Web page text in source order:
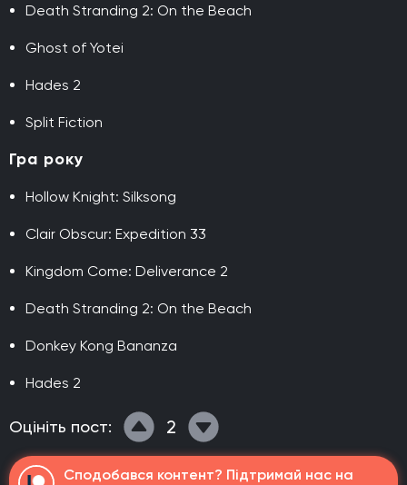
Death Stranding 2: On the Beach
Ghost of Yotei
Hades 2
Split Fiction
Гра року
Hollow Knight: Silksong
Clair Obscur: Expedition 33
Kingdom Come: Deliverance 2
Death Stranding 2: On the Beach
Donkey Kong Bananza
Hades 2
Оцініть пост: 2
Сподобався контент? Підтримай нас на